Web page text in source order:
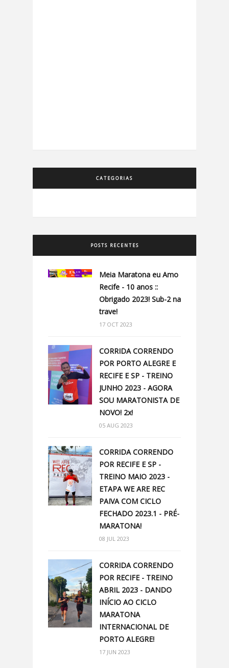
CATEGORIAS
POSTS RECENTES
Meia Maratona eu Amo
Recife - 10 anos ::
Obrigado 2023! Sub-2 na
trave!
17 OCT 2023
CORRIDA CORRENDO
POR PORTO ALEGRE E
RECIFE E SP - TREINO
JUNHO 2023 - AGORA
SOU MARATONISTA DE
NOVO! 2x!
05 AUG 2023
CORRIDA CORRENDO
POR RECIFE E SP -
TREINO MAIO 2023 -
ETAPA WE ARE REC
PAIVA COM CICLO
FECHADO 2023.1 - PRÉ-
MARATONA!
08 JUL 2023
CORRIDA CORRENDO
POR RECIFE - TREINO
ABRIL 2023 - DANDO
INÍCIO AO CICLO
MARATONA
INTERNACIONAL DE
PORTO ALEGRE!
17 JUN 2023